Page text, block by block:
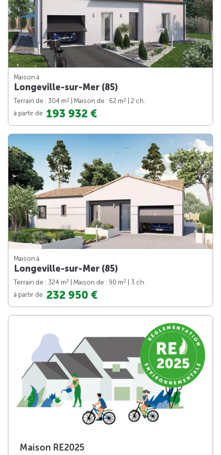
Maison à
Longeville-sur-Mer (85)
Terrain de : 304 m2 | Maison de : 62 m2
| 2 ch.
à partir de 193 932 €
Maison à
Longeville-sur-Mer (85)
Terrain de : 324 m2 | Maison de : 90 m2
| 3 ch.
à partir de 232 950 €
Maison RE2025